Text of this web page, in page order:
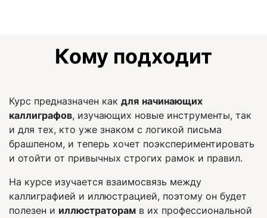
Кому подходит
Курс предназначен как для начинающих
каллиграфов, изучающих новые инструменты, так
и для тех, кто уже знаком с логикой письма
брашпеном, и теперь хочет поэкспериментировать
и отойти от привычных строгих рамок и правил.
На курсе изучается взаимосвязь между
каллиграфией и иллюстрацией, поэтому он будет
полезен и иллюстраторам в их профессиональной